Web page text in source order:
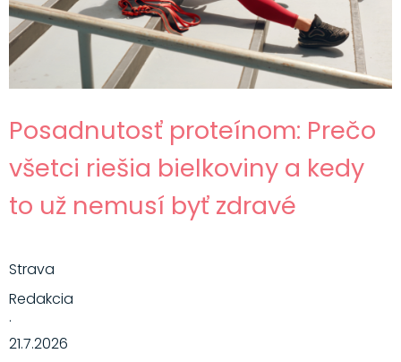
Posadnutosť proteínom: Prečo
všetci riešia bielkoviny a kedy
to už nemusí byť zdravé
Strava
Redakcia
·
21.7.2026